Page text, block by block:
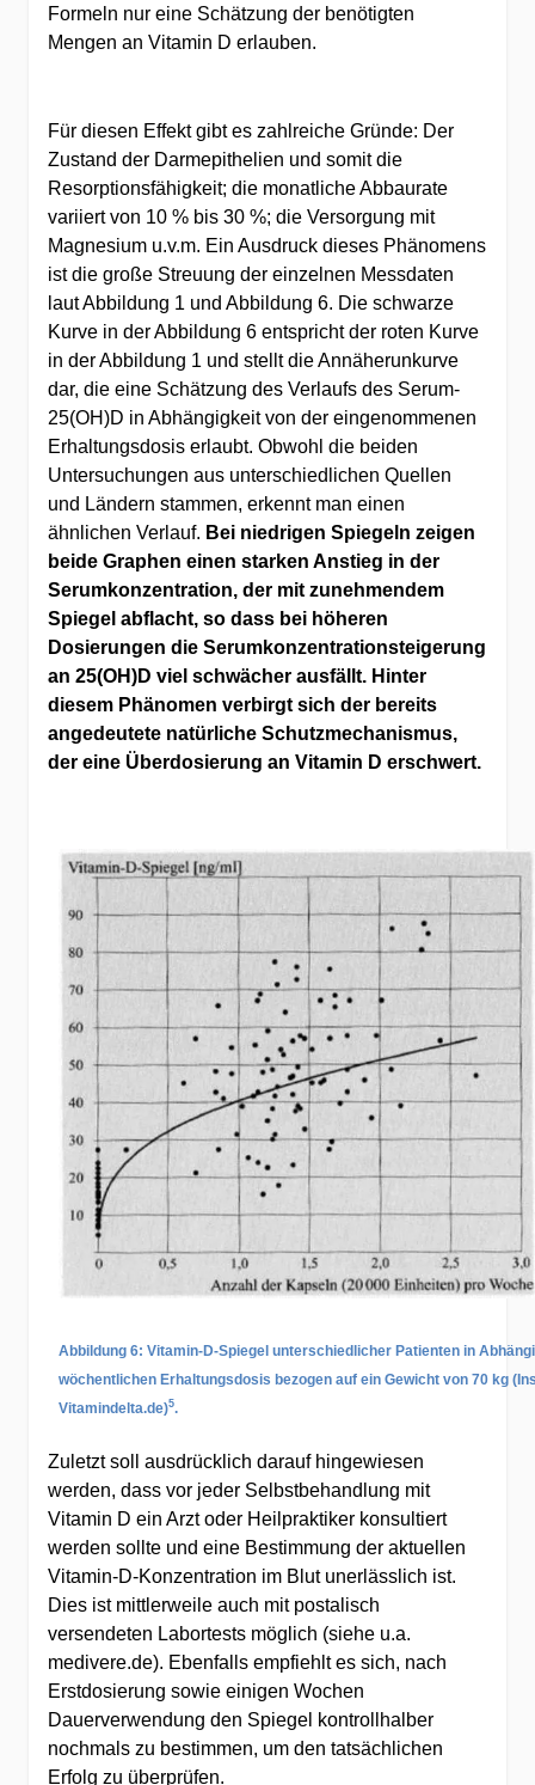
Formeln nur eine Schätzung der benötigten
Mengen an Vitamin D erlauben.
Für diesen Effekt gibt es zahlreiche Gründe: Der
Zustand der Darmepithelien und somit die
Resorptionsfähigkeit; die monatliche Abbaurate
variiert von 10 % bis 30 %; die Versorgung mit
Magnesium u.v.m. Ein Ausdruck dieses Phänomens
ist die große Streuung der einzelnen Messdaten
laut Abbildung 1 und Abbildung 6. Die schwarze
Kurve in der Abbildung 6 entspricht der roten Kurve
in der Abbildung 1 und stellt die Annäherunkurve
dar, die eine Schätzung des Verlaufs des Serum-
25(OH)D in Abhängigkeit von der eingenommenen
Erhaltungsdosis erlaubt. Obwohl die beiden
Untersuchungen aus unterschiedlichen Quellen
und Ländern stammen, erkennt man einen
ähnlichen Verlauf. Bei niedrigen Spiegeln zeigen
beide Graphen einen starken Anstieg in der
Serumkonzentration, der mit zunehmendem
Spiegel abflacht, so dass bei höheren
Dosierungen die Serumkonzentrationsteigerung
an 25(OH)D viel schwächer ausfällt. Hinter
diesem Phänomen verbirgt sich der bereits
angedeutete natürliche Schutzmechanismus,
der eine Überdosierung an Vitamin D erschwert.
Abbildung 6: Vitamin-D-Spiegel unterschiedlicher Patienten in
wöchentlichen Erhaltungsdosis bezogen auf ein Gewicht von 70 kg
Vitamindelta.de)5.
Zuletzt soll ausdrücklich darauf hingewiesen
werden, dass vor jeder Selbstbehandlung mit
Vitamin D ein Arzt oder Heilpraktiker konsultiert
werden sollte und eine Bestimmung der aktuellen
Vitamin-D-Konzentration im Blut unerlässlich ist.
Dies ist mittlerweile auch mit postalisch
versendeten Labortests möglich (siehe u.a.
medivere.de). Ebenfalls empfiehlt es sich, nach
Erstdosierung sowie einigen Wochen
Dauerverwendung den Spiegel kontrollhalber
nochmals zu bestimmen, um den tatsächlichen
Erfolg zu überprüfen.